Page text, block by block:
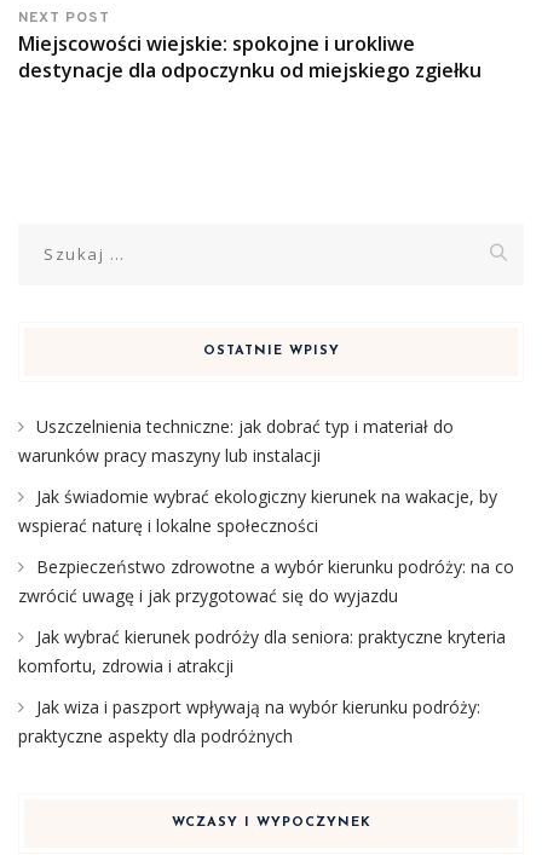
NEXT POST
Miejscowości wiejskie: spokojne i urokliwe
destynacje dla odpoczynku od miejskiego zgiełku
OSTATNIE WPISY
Uszczelnienia techniczne: jak dobrać typ i materiał do
warunków pracy maszyny lub instalacji
Jak świadomie wybrać ekologiczny kierunek na wakacje, by
wspierać naturę i lokalne społeczności
Bezpieczeństwo zdrowotne a wybór kierunku podróży: na co
zwrócić uwagę i jak przygotować się do wyjazdu
Jak wybrać kierunek podróży dla seniora: praktyczne kryteria
komfortu, zdrowia i atrakcji
Jak wiza i paszport wpływają na wybór kierunku podróży:
praktyczne aspekty dla podróżnych
WCZASY I WYPOCZYNEK